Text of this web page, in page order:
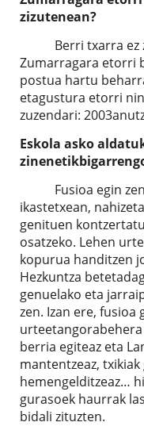
zizutenean?
Berri txarra ez
Zumarragara etorri
postua hartu
etagustura etorri
zuzendari:
Eskola asko
Fusioa egin zen
ikastetxean,
genituen
osatzeko. Lehen
kopurua handitzen
Hezkuntza
genuelako eta
zen. Izan ere,
berria egiteaz eta
mantentzeaz,
hemengelditzeaz…
gurasoek haurrak
bidali zituzten.